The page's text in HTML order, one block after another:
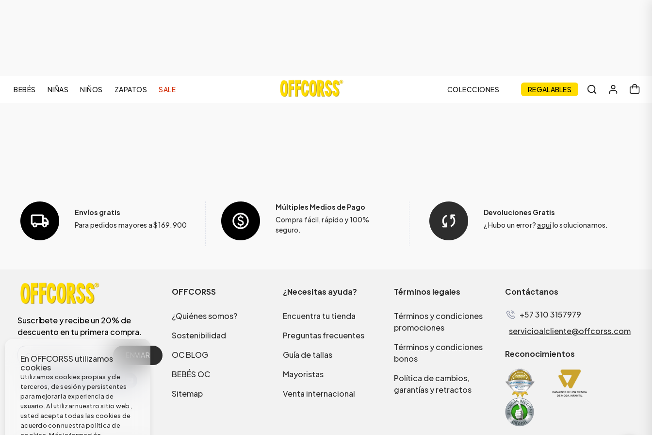
BEBÉS NIÑAS NIÑOS ZAPATOS SALE COLECCIONES REGALABLES
En OFFCORSS utilizamos
cookies
Utilizamos cookies propias y de
terceros, de sesión y persistentes
para mejorar la experiencia de
usuario. Al utilizar nuestro sitio web,
usted acepta todas las cookies de
acuerdo con nuestra política de
Envíos gratis
Para pedidos mayores a $169.900
Múltiples Medios de Pago
Compra fácil, rápido y 100%
seguro.
Devoluciones Gratis
¿Hubo un error?aquílo solucionamos.
Suscríbete y recibe un 20% de
descuento en tu primera compra.
ENVIAR
OFFCORSS
¿Quiénes somos?
Sostenibilidad
OC BLOG
BEBÉS OC
Sitemap
¿Necesitas ayuda?
Encuentra tu tienda
Preguntas frecuentes
Guía de tallas
Mayoristas
Venta internacional
Términos legales
Términos y condiciones
promociones
Términos y condiciones
bonos
Política de cambios,
garantías y retractos
Contáctanos
+57 310 3157979
servicioalcliente@offcorss.com
Reconocimientos